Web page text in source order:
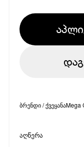
ბრენდი / ქვეყანაMega
აღწერა